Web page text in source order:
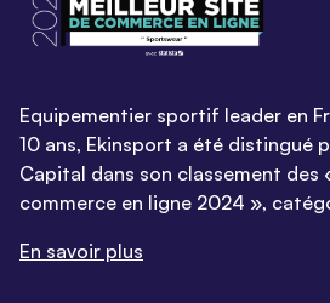
Equipementier sportif leader en
10 ans, Ekinsport a été distingué
Capital dans son classement des
commerce en ligne 2024 »,
En savoir plus